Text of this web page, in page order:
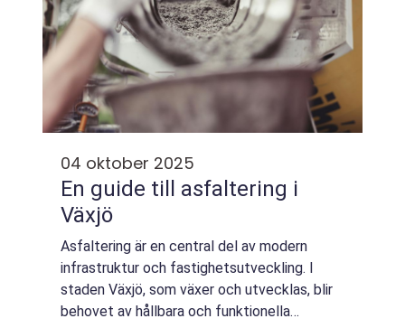
04 oktober 2025
En guide till asfaltering i
Växjö
Asfaltering är en central del av modern
infrastruktur och fastighetsutveckling. I
staden Växjö, som växer och utvecklas, blir
behovet av hållbara och funktionella